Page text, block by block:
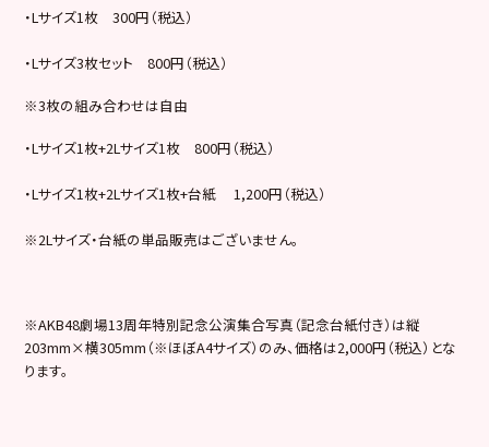
・Lサイズ1枚 300円（税込）
・Lサイズ3枚セット 800円（税込）
※3枚の組み合わせは自由
・Lサイズ1枚+2Lサイズ1枚 800円（税込）
・Lサイズ1枚+2Lサイズ1枚+台紙 1,200円（税込）
※2Lサイズ・台紙の単品販売はございません。
※AKB48劇場13周年特別記念公演集合写真（記念台紙付き）は縦
203mm×横305mm（※ほぼA4サイズ）のみ、価格は2,000円（税込）とな
ります。